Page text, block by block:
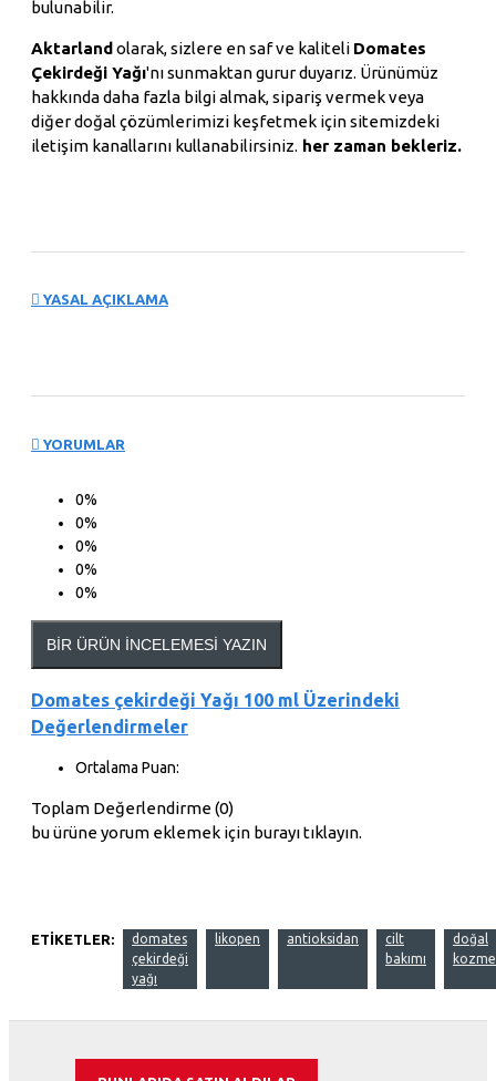
bulunabilir.
Aktarlandolarak, sizlere en saf ve kaliteli Domates
Çekirdeği Yağı'nı sunmaktan gurur duyarız. Ürünümüz
hakkında daha fazla bilgi almak, sipariş vermek veya
diğer doğal çözümlerimizi keşfetmek için sitemizdeki
iletişim kanallarını kullanabilirsiniz. her zaman bekleriz.
YASAL AÇIKLAMA
YORUMLAR
0%
0%
0%
0%
0%
BIR ÜRÜN İNCELEMESI YAZIN
Domates çekirdeği Yağı 100 ml Üzerindeki
Değerlendirmeler
Ortalama Puan:
Toplam Değerlendirme (0)
bu ürüne yorum eklemek için burayı tıklayın.
ETIKETLER:
domates
çekirdeği
yağı
likopen antioksidan
cilt
bakımı
doğal